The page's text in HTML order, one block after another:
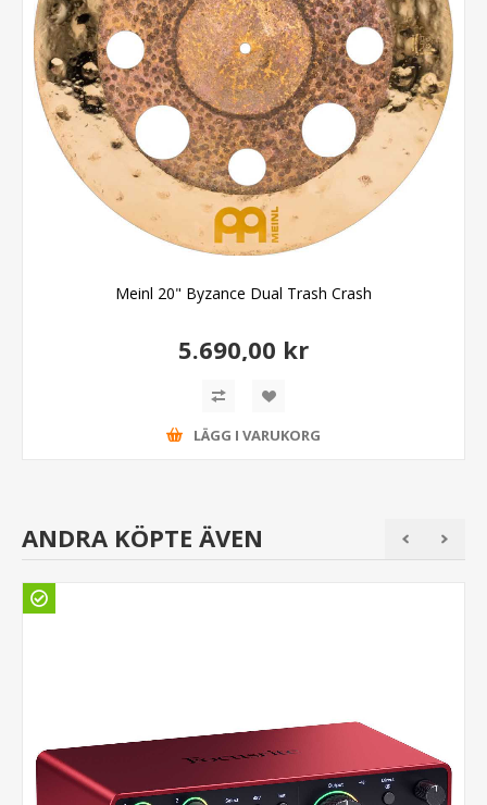
Meinl 20" Byzance Dual Trash Crash
5.690,00 kr
LÄGG I VARUKORG
ANDRA KÖPTE ÄVEN